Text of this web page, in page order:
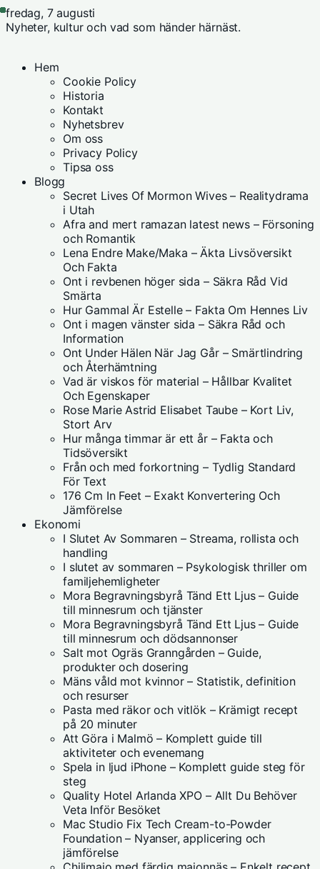
fredag, 7 augusti
Nyheter, kultur och vad som händer härnäst.
Hem
Cookie Policy
Historia
Kontakt
Nyhetsbrev
Om oss
Privacy Policy
Tipsa oss
Blogg
Secret Lives Of Mormon Wives – Realitydrama
i Utah
Afra and mert ramazan latest news – Försoning
och Romantik
Lena Endre Make/Maka – Äkta Livsöversikt
Och Fakta
Ont i revbenen höger sida – Säkra Råd Vid
Smärta
Hur Gammal Är Estelle – Fakta Om Hennes Liv
Ont i magen vänster sida – Säkra Råd och
Information
Ont Under Hälen När Jag Går – Smärtlindring
och Återhämtning
Vad är viskos för material – Hållbar Kvalitet
Och Egenskaper
Rose Marie Astrid Elisabet Taube – Kort Liv,
Stort Arv
Hur många timmar är ett år – Fakta och
Tidsöversikt
Från och med forkortning – Tydlig Standard
För Text
176 Cm In Feet – Exakt Konvertering Och
Jämförelse
Ekonomi
I Slutet Av Sommaren – Streama, rollista och
handling
I slutet av sommaren – Psykologisk thriller om
familjehemligheter
Mora Begravningsbyrå Tänd Ett Ljus – Guide
till minnesrum och tjänster
Mora Begravningsbyrå Tänd Ett Ljus – Guide
till minnesrum och dödsannonser
Salt mot Ogräs Granngården – Guide,
produkter och dosering
Mäns våld mot kvinnor – Statistik, definition
och resurser
Pasta med räkor och vitlök – Krämigt recept
på 20 minuter
Att Göra i Malmö – Komplett guide till
aktiviteter och evenemang
Spela in ljud iPhone – Komplett guide steg för
steg
Quality Hotel Arlanda XPO – Allt Du Behöver
Veta Inför Besöket
Mac Studio Fix Tech Cream-to-Powder
Foundation – Nyanser, applicering och
jämförelse